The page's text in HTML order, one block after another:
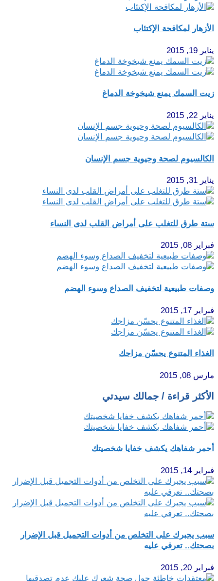
الأزهار لمكافحة الإكتئاب
يناير 19, 2015
زيت السمك يمنع شيخوخة الدماغ
يناير 22, 2015
الكالسيوم لصحة وحيوية جسم الإنسان
يناير 31, 2015
ستة طرق للتغلب على أمراض القلب لدى النساء
فبراير 08, 2015
وصفات طبيعية لتخفيف الصداع وسوء الهضم
فبراير 17, 2015
الغذاء المتنوع يحسّن مزاجك
مارس 08, 2015
الأكثر قراءة / جمالك سيدتي
أحمر شفاهك يكشف خفايا شخصيتك
فبراير 14, 2015
سبب يجبرك على التخلص من أدوات التجميل قبل الإضرار
بصحتك.. تعرفي عليه
فبراير 20, 2015